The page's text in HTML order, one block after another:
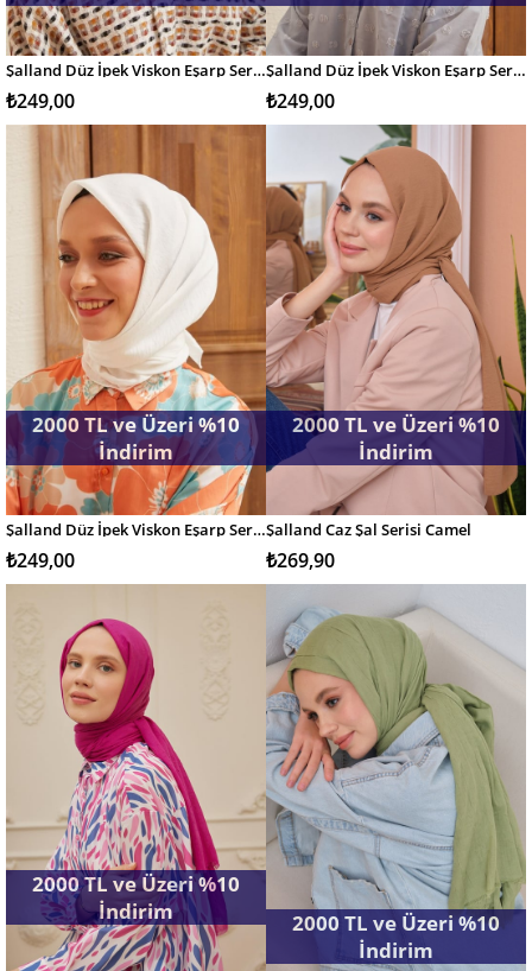
SEPETE EKLE Şalland Düz İpek Viskon Eşarp Serisi Toz Kiremit
₺249,00
SEPETE EKLE Şalland Düz İpek Viskon Eşarp Serisi Gül Kurusu
₺249,00
SEPETE EKLE Şalland Düz İpek Viskon Eşarp Serisi Ekru
2000 TL ve Üzeri %10
İndirim
₺249,00
SEPETE EKLE
Şalland Caz Şal Serisi Camel
2000 TL ve Üzeri %10
İndirim
₺269,90
2000 TL ve Üzeri %10
İndirim
2000 TL ve Üzeri %10
İndirim